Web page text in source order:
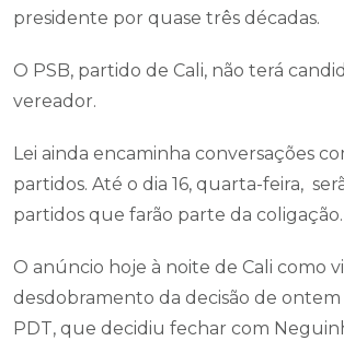
presidente por quase três décadas.
O PSB, partido de Cali, não terá
vereador.
Lei ainda encaminha conversações
partidos. Até o dia 16, quarta-feira,
partidos que farão parte da coligação.
O anúncio hoje à noite de Cali como
desdobramento da decisão de ontem
PDT, que decidiu fechar com